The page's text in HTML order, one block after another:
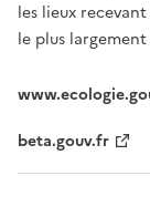
les lieux
le plus
beta.gouv.fr